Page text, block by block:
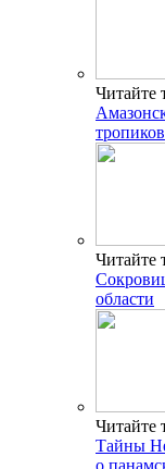
Читайте
тропиков
Читайте
области
Читайте
Тайны